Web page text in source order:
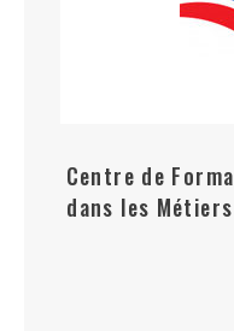
Centre de
dans les